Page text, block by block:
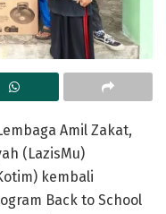
Amil Zakat,
(LazisMu)
kembali
Back to School